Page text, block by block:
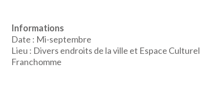
Informations
Date : Mi-septembre
Lieu : Divers endroits de la ville et Espace Culturel
Franchomme